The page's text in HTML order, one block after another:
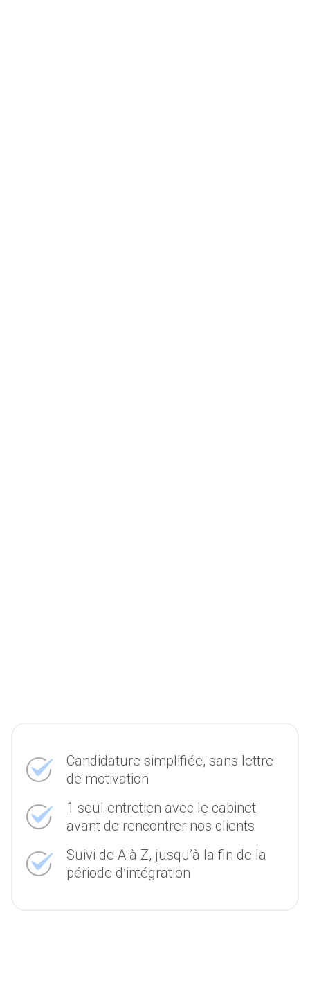
Candidature simplifiée, sans lettre
de motivation
1 seul entretien avec le cabinet
avant de rencontrer nos clients
Suivi de A à Z, jusqu’à la fin de la
période d’intégration